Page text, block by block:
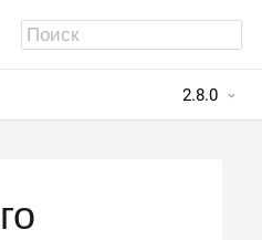
2.8.0